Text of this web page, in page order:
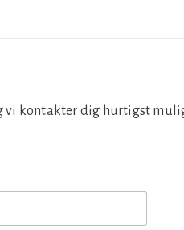
vi kontakter dig hurtigst